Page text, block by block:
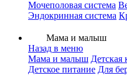
Мочеполовая система
Эндокринная система
Мама и малыш
Назад в меню
Мама и малыш Детская
Детское питание Для